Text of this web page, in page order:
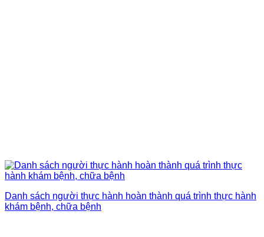
Danh sách người thực hành hoàn thành quá trình thực hành
khám bệnh, chữa bệnh